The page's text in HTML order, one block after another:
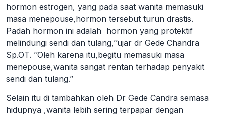
hormon estrogen, yang pada saat wanita memasuki
masa menepouse,hormon tersebut turun drastis.
Padah hormon ini adalah hormon yang protektif
melindungi sendi dan tulang,’’ujar dr Gede Chandra
Sp.OT. ’’Oleh karena itu,begitu memasuki masa
menepouse,wanita sangat rentan terhadap penyakit
sendi dan tulang.”
Selain itu di tambahkan oleh Dr Gede Candra semasa
hidupnya ,wanita lebih sering terpapar dengan